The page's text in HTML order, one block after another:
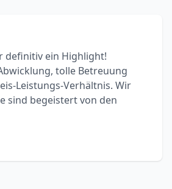
definitiv ein Highlight!
tolle Betreuung
Leistungs-Verhältnis. Wir
sind begeistert von den